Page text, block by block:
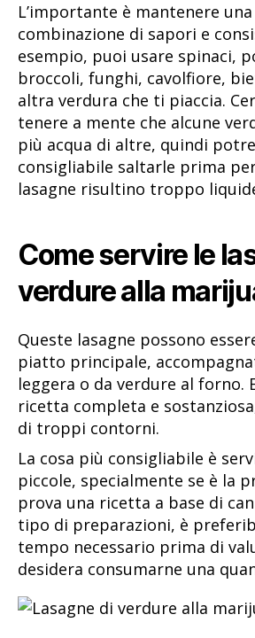
L’importante è mantenere
combinazione di sapori e
esempio, puoi usare spinaci,
broccoli, funghi, cavolfiore,
altra verdura che ti piaccia.
tenere a mente che alcune
più acqua di altre, quindi
consigliabile saltarle prima
lasagne risultino troppo
Come servire le
verdure alla
Queste lasagne possono
piatto principale,
leggera o da verdure al forno.
ricetta completa e
di troppi contorni.
La cosa più consigliabile è
piccole, specialmente se è la
prova una ricetta a base di
tipo di preparazioni, è
tempo necessario prima di
desidera consumarne una